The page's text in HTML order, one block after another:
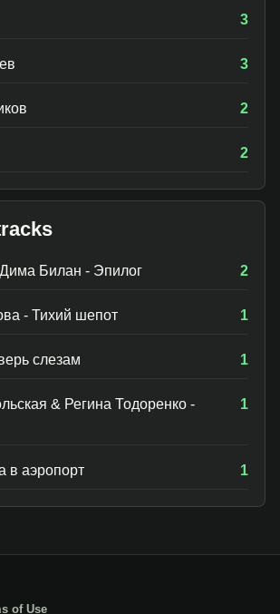
3
3
2
2
Билан - Эпилог 2
- Тихий шепот 1
слезам 1
& Регина Тодоренко -
1
в аэропорт 1
of Use